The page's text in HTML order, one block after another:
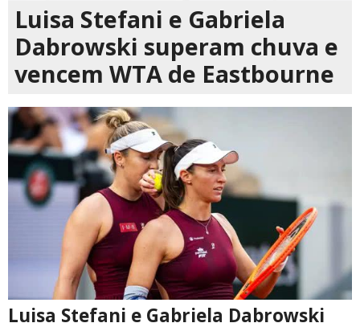
Luisa Stefani e Gabriela
Dabrowski superam chuva e
vencem WTA de Eastbourne
Luisa Stefani e Gabriela Dabrowski